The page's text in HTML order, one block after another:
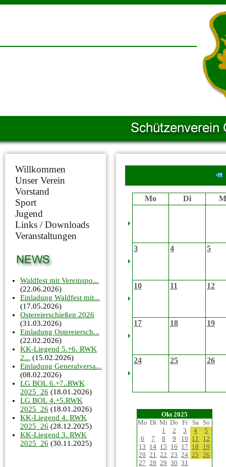
Willkommen
Unser Verein
Vorstand
Sport
Jugend
Links / Downloads
Veranstaltungen
Waldfest mit Vereinspo...
(22.06.2026)
Einladung Waldfest mit...
(17.05.2026)
Ostereierschießen 2026
(31.03.2026)
Einladung Ostereiersch...
(22.02.2026)
KK-Liegend 5.+6. RWK
2... (15.02.2026)
Einladung Generalversa...
(08.02.2026)
LG BOL 6.+7..RWK
2025_26 (18.01.2026)
LG BOL 4.+5.RWK
2025_26 (18.01.2026)
KK-Liegend 4. RWK
2025_26 (28.12.2025)
KK-Liegend 3. RWK
2025_26 (30.11.2025)
Mo Di
3 4 5
10 11 12
17 18 19
24 25 26
Okt 2025
Mo Di Mi Do Fr Sa So
1
2 3 4
5
6
7 8 9 10 11
12
13 14 15 16 17 18
19
20 21 22 23 24 25 26
27 28 29 30 31